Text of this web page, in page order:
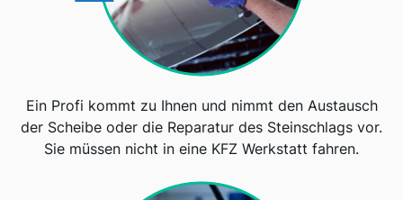
Ein Profi kommt zu Ihnen und nimmt den Austausch
der Scheibe oder die Reparatur des Steinschlags vor.
Sie müssen nicht in eine KFZ Werkstatt fahren.